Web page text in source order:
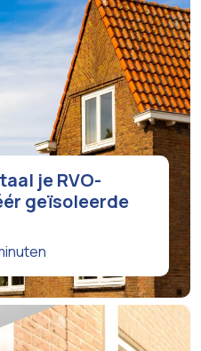
je RVO-
geïsoleerde